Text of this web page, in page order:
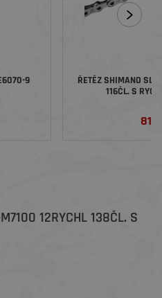
9
ŘETĚZ SHIMANO
116ČL. S
810
12RYCHL 138ČL. S